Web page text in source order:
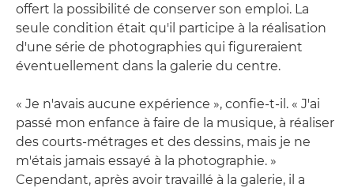
offert la possibilité de conserver son emploi. La
seule condition était qu'il participe à la réalisation
d'une série de photographies qui figureraient
éventuellement dans la galerie du centre.
« Je n'avais aucune expérience », confie-t-il. « J'ai
passé mon enfance à faire de la musique, à réaliser
des courts-métrages et des dessins, mais je ne
m'étais jamais essayé à la photographie. »
Cependant, après avoir travaillé à la galerie, il a